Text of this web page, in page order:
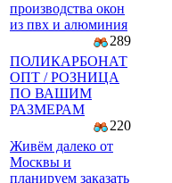
производства окон
из пвх и алюминия
289
ПОЛИКАРБОНАТ
ОПТ / РОЗНИЦА
ПО ВАШИМ
РАЗМЕРАМ
220
Живём далеко от
Москвы и
планируем заказать